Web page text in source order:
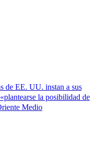
de EE. UU. instan a sus
la posibilidad de
Medio